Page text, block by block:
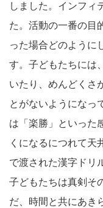
しました。インフィ
た。活動の一番の目
った場合どのように
す。子どもたちには
いたり、めんどくさ
とがないようになっ
は「楽勝」といった
くになるにつれて天
で渡された漢字ドリ
子どもたちは真剣そ
だ、時間と共にあき